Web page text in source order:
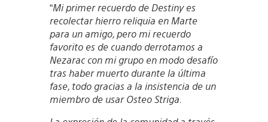
“Mi primer recuerdo de Destiny es
recolectar hierro reliquia en Marte
para un amigo, pero mi recuerdo
favorito es de cuando derrotamos a
Nezarac con mi grupo en modo desafío
tras haber muerto durante la última
fase, todo gracias a la insistencia de un
miembro de usar Osteo Striga.